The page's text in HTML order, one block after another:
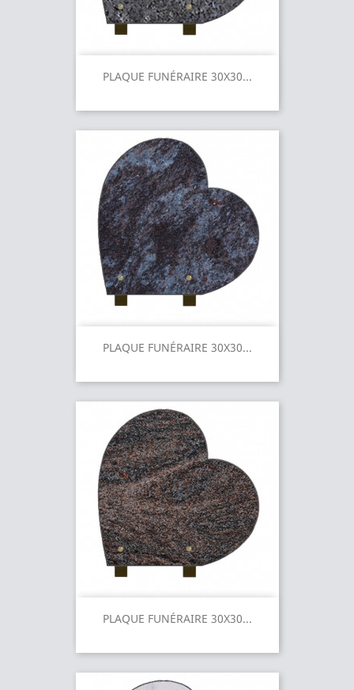
PLAQUE FUNÉRAIRE 30X30...
PLAQUE FUNÉRAIRE 30X30...
PLAQUE FUNÉRAIRE 30X30...